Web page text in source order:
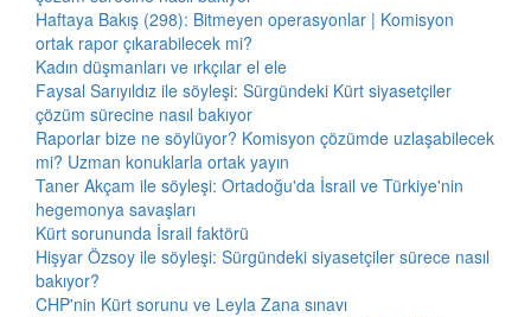
Haftaya Bakış (298): Bitmeyen operasyonlar | Komisyon
ortak rapor çıkarabilecek mi?
Kadın düşmanları ve ırkçılar el ele
Faysal Sarıyıldız ile söyleşi: Sürgündeki Kürt siyasetçiler
çözüm sürecine nasıl bakıyor
Raporlar bize ne söylüyor? Komisyon çözümde uzlaşabilecek
mi? Uzman konuklarla ortak yayın
Taner Akçam ile söyleşi: Ortadoğu'da İsrail ve Türkiye'nin
hegemonya savaşları
Kürt sorununda İsrail faktörü
Hişyar Özsoy ile söyleşi: Sürgündeki siyasetçiler sürece nasıl
bakıyor?
CHP'nin Kürt sorunu ve Leyla Zana sınavı